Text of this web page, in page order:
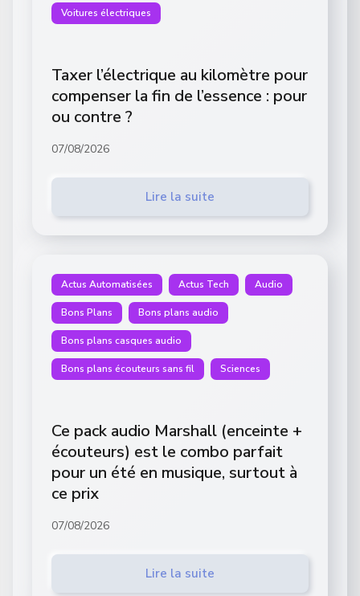
Voitures électriques
Taxer l’électrique au kilomètre pour
compenser la fin de l’essence : pour
ou contre ?
07/08/2026
Lire la suite
Actus Automatisées Actus Tech Audio
Bons Plans Bons plans audio
Bons plans casques audio
Bons plans écouteurs sans fil Sciences
Ce pack audio Marshall (enceinte +
écouteurs) est le combo parfait
pour un été en musique, surtout à
ce prix
07/08/2026
Lire la suite